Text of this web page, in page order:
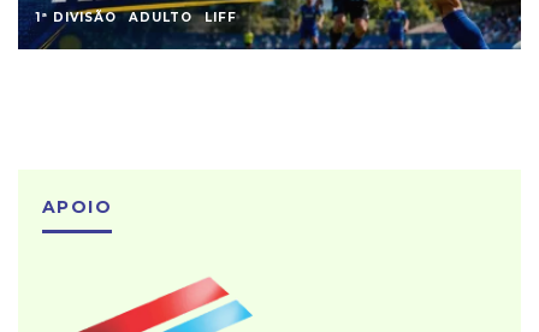
1ª DIVISÃO ADULTO LIFF
APOIO